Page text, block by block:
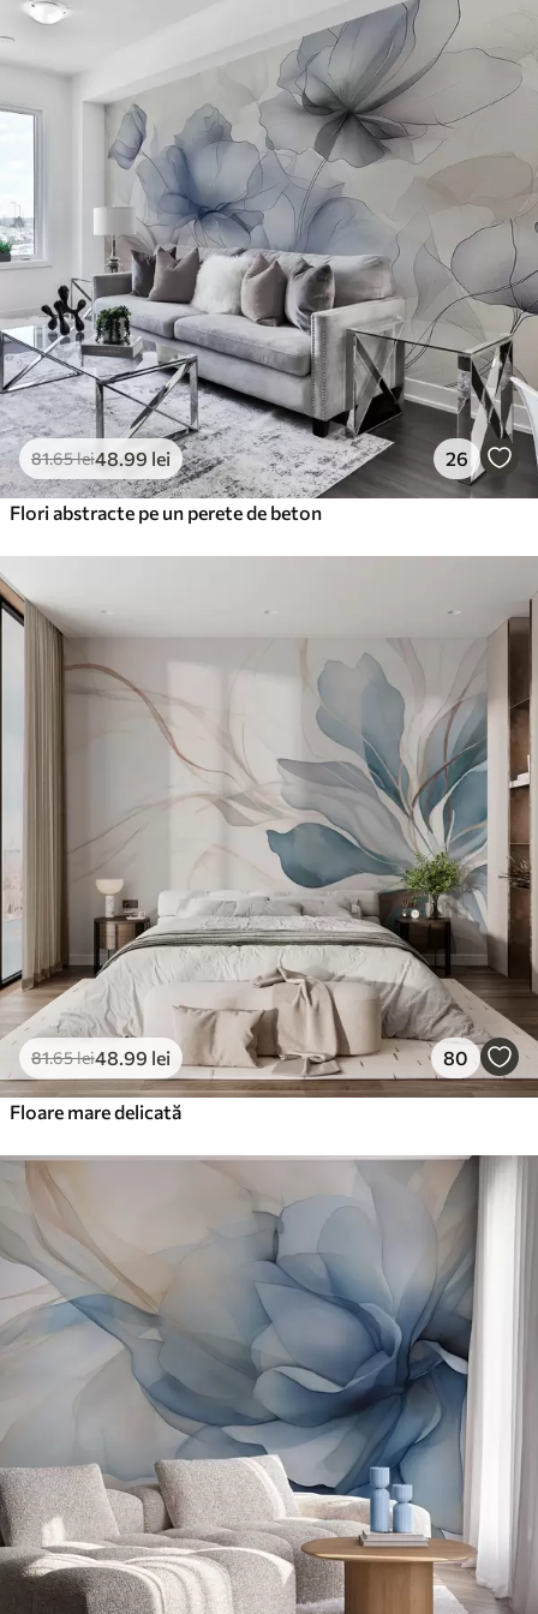
Standard
.6599.99
Premium
132 .01 lei/m²
Vinil Premium
250.00150.00lei/m²
Peel and Stick
300.00180 .00lei/m²
81.65lei48.99 lei 26
Flori abstracte pe un perete de beton
81.65lei48 .99 lei 80
Floare mare delicată